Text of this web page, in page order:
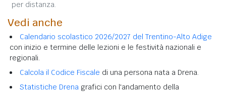
per distanza.
Vedi anche
Calendario scolastico 2026/2027 del Trentino-Alto Adige
con inizio e termine delle lezioni e le festività nazionali e
regionali.
Calcola il Codice Fiscale di una persona nata a Drena.
Statistiche Drena grafici con l'andamento della